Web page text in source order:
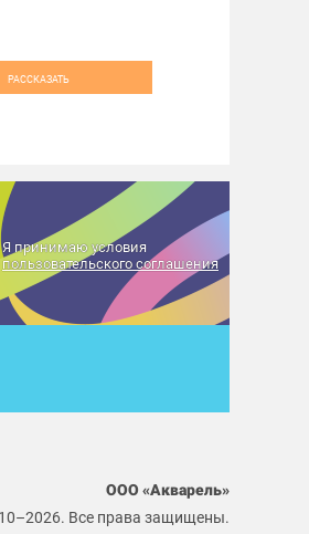
РАССКАЗАТЬ
Я принимаю условия
пользовательского соглашения
ООО «Акварель»
Все права защищены.